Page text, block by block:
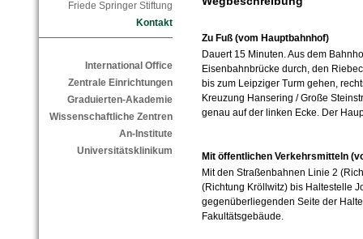
Friede Springer Stiftung
Kontakt
International Office
Zentrale Einrichtungen
Graduierten-Akademie
Wissenschaftliche Zentren
An-Institute
Universitätsklinikum
Zu Fuß (vom Hauptbahnhof)
Dauert 15 Minuten. Aus dem
Eisenbahnbrücke durch, den
bis zum Leipziger Turm gehen,
Kreuzung Hansering / Große
genau auf der linken Ecke. Der
Mit öffentlichen Verkehrsmitteln
Mit den Straßenbahnen Linie 2
(Richtung Kröllwitz) bis Haltestelle
gegenüberliegenden Seite der
Fakultätsgebäude.